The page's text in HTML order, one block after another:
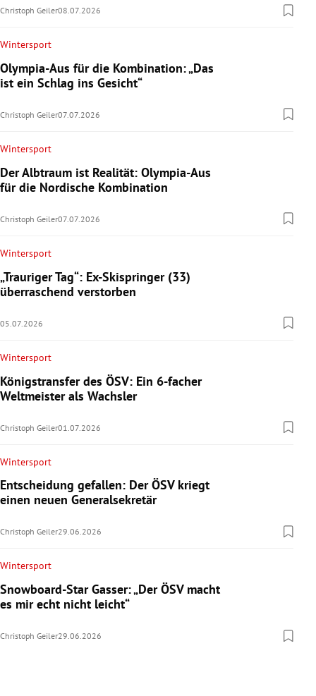
Christoph Geiler08.07.2026
Wintersport
Olympia-Aus für die Kombination: „Das
ist ein Schlag ins Gesicht“
Christoph Geiler07.07.2026
Wintersport
Der Albtraum ist Realität: Olympia-Aus
für die Nordische Kombination
Christoph Geiler07.07.2026
Wintersport
„Trauriger Tag“: Ex-Skispringer (33)
überraschend verstorben
05.07.2026
Wintersport
Königstransfer des ÖSV: Ein 6-facher
Weltmeister als Wachsler
Christoph Geiler01.07.2026
Wintersport
Entscheidung gefallen: Der ÖSV kriegt
einen neuen Generalsekretär
Christoph Geiler29.06.2026
Wintersport
Snowboard-Star Gasser: „Der ÖSV macht
es mir echt nicht leicht“
Christoph Geiler29.06.2026